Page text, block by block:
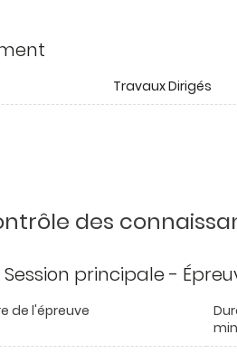
Travaux Dirigés
des
principale -
de l'épreuve